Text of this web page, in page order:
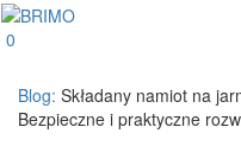
0
Blog: Składany namiot na
Bezpieczne i praktyczne